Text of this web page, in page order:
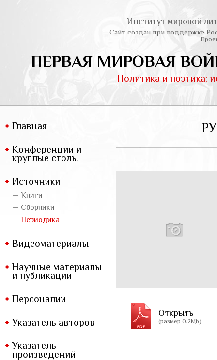
Институт мировой
Сайт создан при поддержке
ПЕРВАЯ МИРОВАЯ
Политика и поэтика:
Главная
Конференции и
круглые столы
Источники
— Книги
— Сборники
— Периодика
Видеоматериалы
Научные материалы
и публикации
Персоналии
Указатель авторов
Указатель
произведений
Открыть
(размер 0.2Mb)